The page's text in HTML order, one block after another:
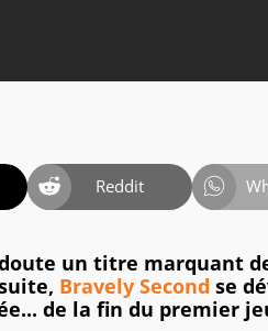
Reddit
un titre marquant
Bravely Second se
de la fin du premier